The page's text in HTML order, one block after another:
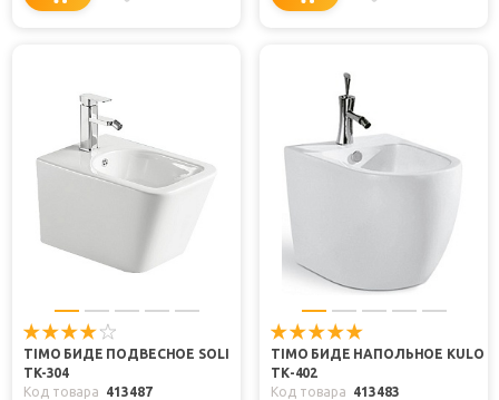
TIMO БИДЕ ПОДВЕСНОЕ SOLI
TK-304
Код товара
413487
TIMO БИДЕ НАПОЛЬНОЕ KULO
ТК-402
Код товара
413483